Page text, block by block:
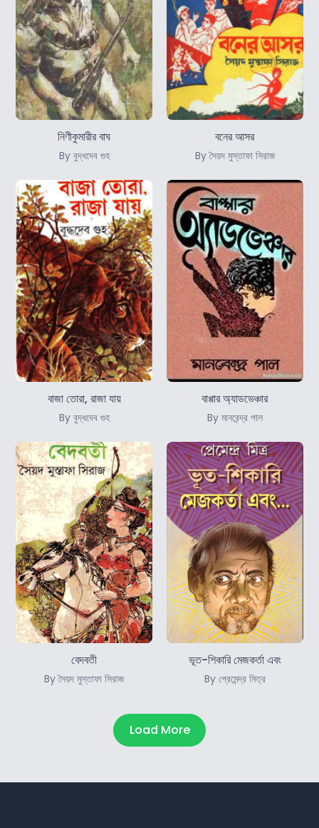
নিণীকুমারীর বাঘ
By বুদ্ধদেব গুহ
বনের আসর
By সৈয়দ মুস্তাফা সিরাজ
বাজা তোরা, রাজা যায়
By বুদ্ধদেব গুহ
বাপ্পার অ্যাডভেঞ্চার
By মানবেন্দ্র পাল
বেদবতী
By সৈয়দ মুস্তাফা সিরাজ
ভূত-শিকারি মেজকর্তা এবং
By প্রেমেন্দ্র মিত্র
Load More